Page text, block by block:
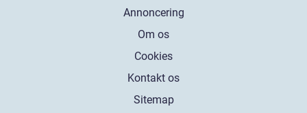
Annoncering
Om os
Cookies
Kontakt os
Sitemap